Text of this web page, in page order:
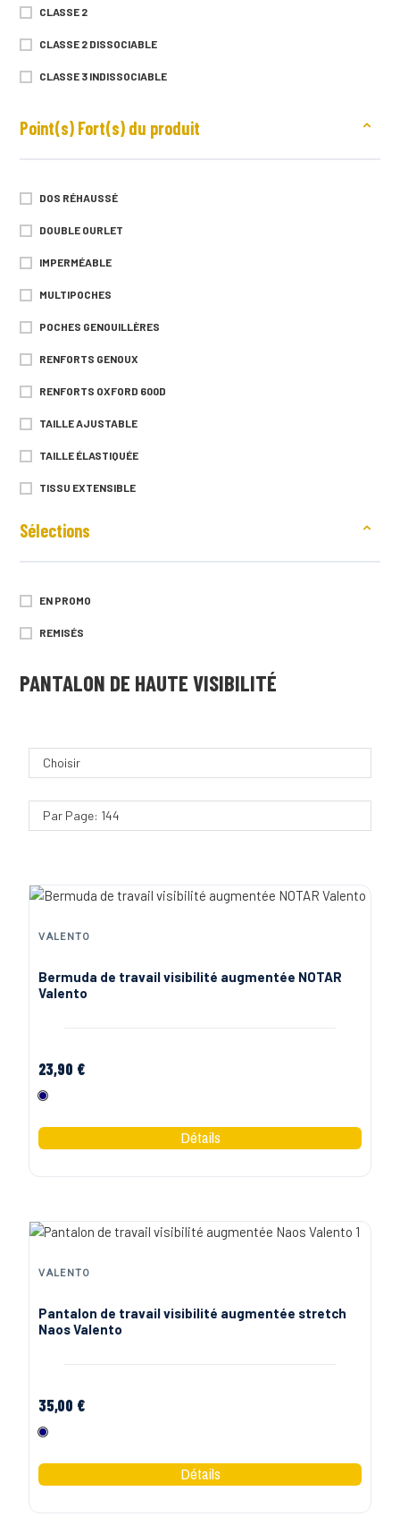
XXXL
CLASSE 2
CLASSE 2 DISSOCIABLE
CLASSE 3 INDISSOCIABLE
Point(s) Fort(s) du produit
DOS RÉHAUSSÉ
DOUBLE OURLET
IMPERMÉABLE
MULTIPOCHES
POCHES GENOUILLÈRES
RENFORTS GENOUX
RENFORTS OXFORD 600D
TAILLE AJUSTABLE
TAILLE ÉLASTIQUÉE
TISSU EXTENSIBLE
Sélections
EN PROMO
REMISÉS
PANTALON DE HAUTE VISIBILITÉ
Choisir
Par Page: 144
VALENTO
Bermuda de travail visibilité augmentée NOTAR
Valento
23,90 €
Marine
VALENTO
Pantalon de travail visibilité augmentée stretch
Naos Valento
35,00 €
Marine